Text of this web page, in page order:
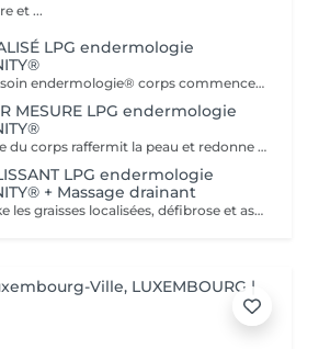
et ...
LPG endermologie
Tout programme de soin endermologie® corps commence par un bilan ultra-précis, avec l'application professionnelle ENDERMOLINK. Il se déroule en trois étapes clés : 1. Décryptage de votre mode de vie. 2. Analyse de votre peau. 3. Création de votre programme sur-mesure.
MESURE LPG endermologie
Ce soin de l'ensemble du corps raffermit la peau et redonne du galbe aux courbes pour retrouver une silhouette resculptée et plus ferme tout en procurant un grand moment de bien-être. DESTOCKE les graisses Grâce à la nouvelle tête de traitement brevetée Alliance, endermologie® permet de cibler et d'affiner les zones rebelles à lexercice et à l'hygiène alimentaire (bras, dos, ventre, taille, cuisses..) tout en s'adaptant précisément aux besoins de chaque peau. LISSE la cellulite La cellulite, qui touche 90 % des femmes même les plus minces et les plus sportives, résulte à la fois dun stockage de graisses dans les adipocytes (cellules graisseuses) et dune rétention d'eau tout autour. RAFFERMIT la peau Variations de poids, grossesses, temps qui passe la peau perd progressivement de sa tonicité et de sa souplesse. Même si ce relâchement cutané concerne tout le corps, certaines zones y sont plus sensibles : intérieur des cuisses, ventre, bras, etc
LPG endermologie
+ Massage drainant
Ce soin ciblé déstocke les graisses localisées, défibrose et assouplit les tissus pour traiter efficacement la cellulite adipeuse et fibreuse tout en procurant un grand moment de bien-être. 40 minutes LPG + 10 minutes de massage drainant/amincissant sur l'avant des jambes.